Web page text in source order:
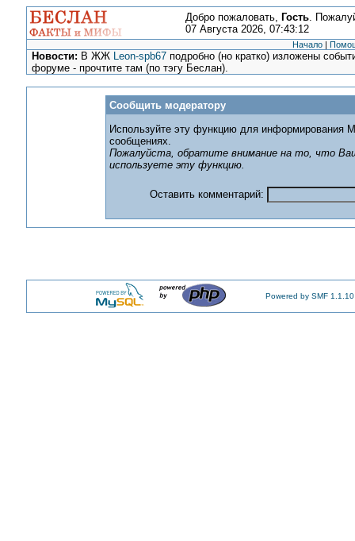
Добро пожаловать, Гость.
07 Августа 2026, 07:43:12
Начало |
Новости: В ЖЖ Leon-spb67 подробно (но кратко) изложены
форуме - прочтите там (по тэгу Беслан).
Сообщить модератору
Используйте эту функцию для информирования
сообщениях.
Пожалуйста, обратите внимание на то, что
используете эту функцию.
Оставить комментарий:
Powered by SMF 1.1.10